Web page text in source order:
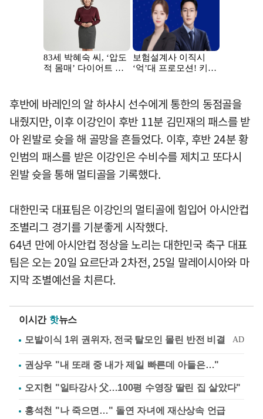
후반에 바레인의 알 하샤시 선수에게 통한의 동점골을
내줬지만, 이후 이강인이 후반 11분 김민재의 패스를 받
아 왼발로 슛을 해 골망을 흔들었다. 이후, 후반 24분 황
인범의 패스를 받은 이강인은 수비수를 제치고 또다시
왼발 슛을 통해 멀티골을 기록했다.
대한민국 대표팀은 이강인의 멀티골에 힘입어 아시안컵
조별리그 경기를 기분좋게 시작했다.
64년 만에 아시안컵 정상을 노리는 대한민국 축구 대표
팀은 오는 20일 요르단과 2차전, 25일 말레이시아와 마
지막 조별예선을 치른다.
이시간 핫뉴스
권상우 "내 또래 중 내가 제일 빠른데 아들은…"
오지헌 "일타강사 父…100평 수영장 딸린 집 살았다"
홍석천 "나 죽으면…" 돌연 자녀에 재산상속 언급